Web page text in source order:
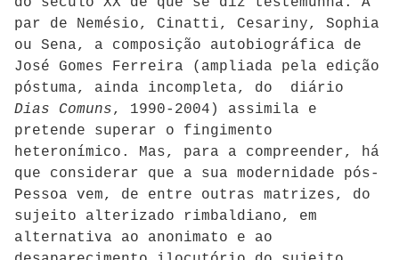
par de Nemésio, Cinatti, Cesariny, Sophia
ou Sena, a composição autobiográfica de
José Gomes Ferreira (ampliada pela edição
póstuma, ainda incompleta, do diário
Dias Comuns, 1990-2004) assimila e
pretende superar o fingimento
heteronímico. Mas, para a compreender, há
que considerar que a sua modernidade pós-
Pessoa vem, de entre outras matrizes, do
sujeito alterizado rimbaldiano, em
alternativa ao anonimato e ao